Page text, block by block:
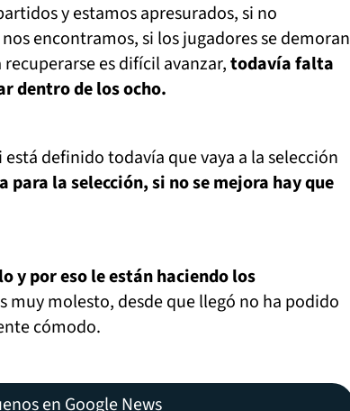
y estamos apresurados, si no
encontramos, si los jugadores se demoran
es difícil avanzar,todavía falta
dentro de los ocho.
está definido todavía que vaya a la selección
para la selección, si no se mejora hay que
y por eso le están haciendo los
muy molesto, desde que llegó no ha podido
cómodo.
en Google News